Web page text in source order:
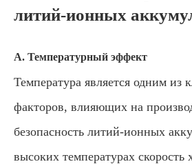
литий-ионных
A. Температурный эффект
Температура является одним из
факторов, влияющих на
безопасность литий-ионных
высоких температурах скорость